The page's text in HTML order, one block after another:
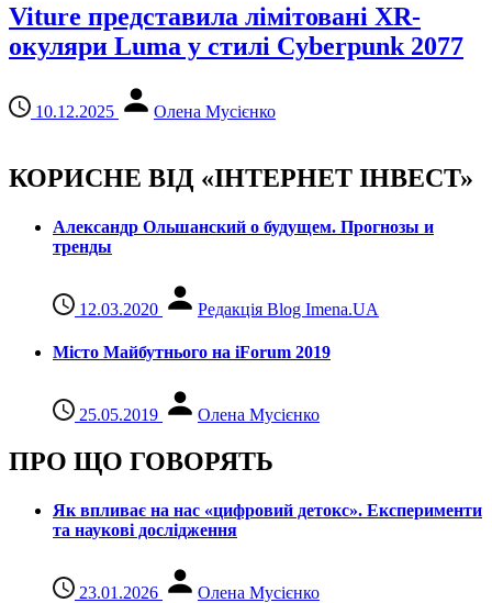
Viture представила лімітовані XR-
окуляри Luma у стилі Cyberpunk 2077
10.12.2025 Олена Мусієнко
КОРИСНЕ ВІД «ІНТЕРНЕТ ІНВЕСТ»
Александр Ольшанский о будущем. Прогнозы и
тренды
12.03.2020 Редакція Blog Imena.UA
Місто Майбутнього на iForum 2019
25.05.2019 Олена Мусієнко
ПРО ЩО ГОВОРЯТЬ
Як впливає на нас «цифровий детокс». Експерименти
та наукові дослідження
23.01.2026 Олена Мусієнко